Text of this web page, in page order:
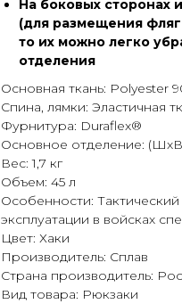
На боковых сторонах
(для размещения
то их можно легко
отделения
Основная ткань: Polyester
Спина, лямки: Эластичная
Фурнитура: Duraflex®
Основное отделение:
Вес: 1,7 кг
Объем: 45 л
Особенности:
эксплуатации в войсках
Цвет: Хаки
Производитель: Сплав
Страна производитель:
Вид товара: Рюкзаки